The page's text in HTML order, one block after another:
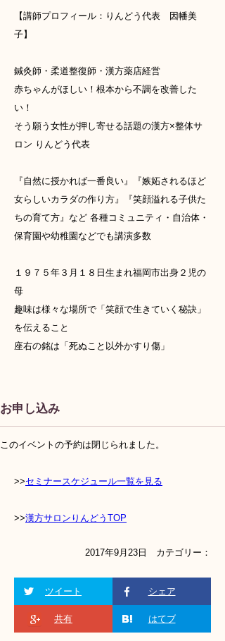
【講師プロフィール：りんどう代表 因幡美
子】
鍼灸師・柔道整復師・漢方薬店経営
赤ちゃんがほしい！根本から不調を改善した
い！
そう願う女性が押し寄せる話題の漢方×整体サ
ロン りんどう代表
『自然に授かれば一番良い』『嫉妬されるほど
女らしいカラダの作り方』『笑顔溢れる子供た
ちの育て方』など 各種コミュニティ・自治体・
保育園や幼稚園などでも講演多数
１９７５年３月１８日生まれ福岡市出身２児の
母
趣味は様々な場所で「笑顔で生きていく秘訣」
を伝えること
座右の銘は「死ぬこと以外かすり傷」
お申し込み
このイベントの予約は閉じられました。
>>セミナースケジュール一覧を見る
>>漢方サロンりんどうTOP
2017年9月23日 カテゴリー：
ツイート シェア
共有 はてブ